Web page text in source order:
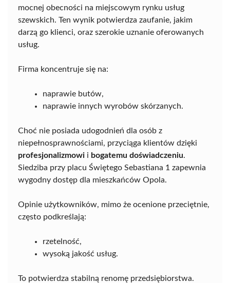
mocnej obecności na miejscowym rynku usług
szewskich. Ten wynik potwierdza zaufanie, jakim
darzą go klienci, oraz szerokie uznanie oferowanych
usług.
Firma koncentruje się na:
naprawie butów,
naprawie innych wyrobów skórzanych.
Choć nie posiada udogodnień dla osób z
niepełnosprawnościami, przyciąga klientów dzięki
profesjonalizmowi i bogatemu doświadczeniu.
Siedziba przy placu Świętego Sebastiana 1 zapewnia
wygodny dostęp dla mieszkańców Opola.
Opinie użytkowników, mimo że ocenione przeciętnie,
często podkreślają:
rzetelność,
wysoką jakość usług.
To potwierdza stabilną renomę przedsiębiorstwa.